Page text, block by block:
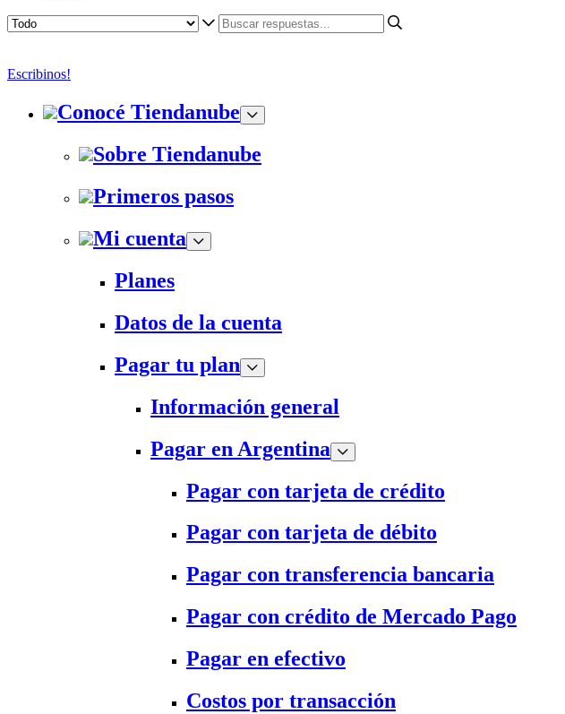
Escribinos!
Conocé Tiendanube
Sobre Tiendanube
Primeros pasos
Mi cuenta
Planes
Datos de la cuenta
Pagar tu plan
Información general
Pagar en Argentina
Pagar con tarjeta de crédito
Pagar con tarjeta de débito
Pagar con transferencia bancaria
Pagar con crédito de Mercado Pago
Pagar en efectivo
Costos por transacción